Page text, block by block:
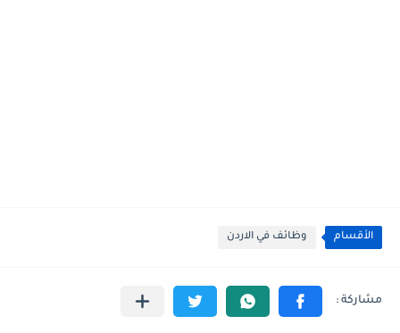
الأقسام وظائف في الاردن